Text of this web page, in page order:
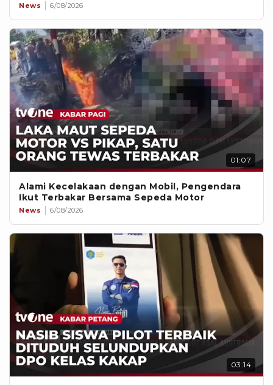
News 6/08/2026
01:07
Alami Kecelakaan dengan Mobil, Pengendara
Ikut Terbakar Bersama Sepeda Motor
News 6/08/2026
03:14